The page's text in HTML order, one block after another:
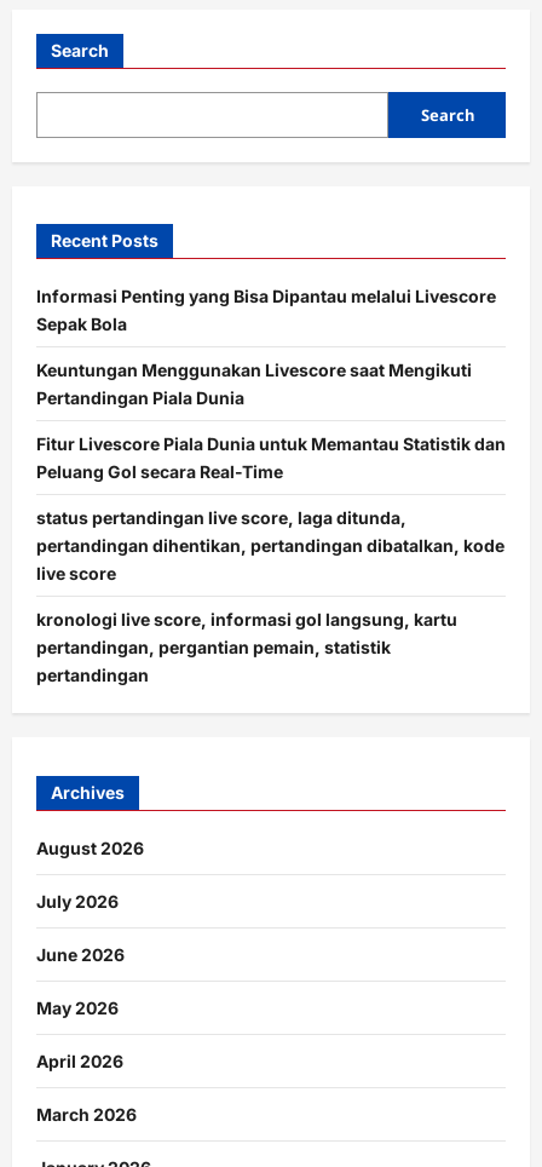
Rp220
Lebih!
Search
Search
Recent Posts
Informasi Penting yang Bisa Dipantau melalui Livescore
Sepak Bola
Keuntungan Menggunakan Livescore saat Mengikuti
Pertandingan Piala Dunia
Fitur Livescore Piala Dunia untuk Memantau Statistik dan
Peluang Gol secara Real-Time
status pertandingan live score, laga ditunda,
pertandingan dihentikan, pertandingan dibatalkan, kode
live score
kronologi live score, informasi gol langsung, kartu
pertandingan, pergantian pemain, statistik
pertandingan
Archives
August 2026
July 2026
June 2026
May 2026
April 2026
March 2026